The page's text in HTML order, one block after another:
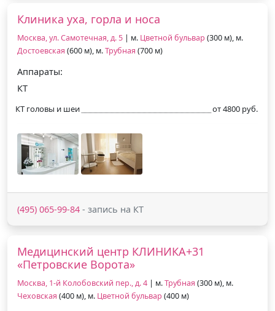
Клиника уха, горла и носа
Москва, ул. Самотечная, д. 5 | м. Цветной бульвар (300 м), м.
Достоевская (600 м), м.Трубная (700 м)
Аппараты:
КТ
КТ головы и шеи от 4800 руб.
(495) 065-99-84 - запись на КТ
Медицинский центр КЛИНИКА+31
«Петровские Ворота»
Москва, 1-й Колобовский пер., д. 4 | м.Трубная (300 м), м.
Чеховская (400 м), м. Цветной бульвар (400 м)